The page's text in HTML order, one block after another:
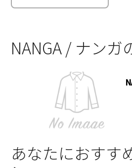
NANGA / ナンガ
あなたにおすす